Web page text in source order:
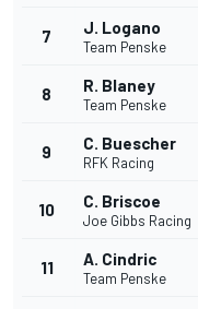
7 J. Logano
Team Penske
8 R. Blaney
Team Penske
9 C. Buescher
RFK Racing
10 C. Briscoe
Joe Gibbs Racing
11 A. Cindric
Team Penske